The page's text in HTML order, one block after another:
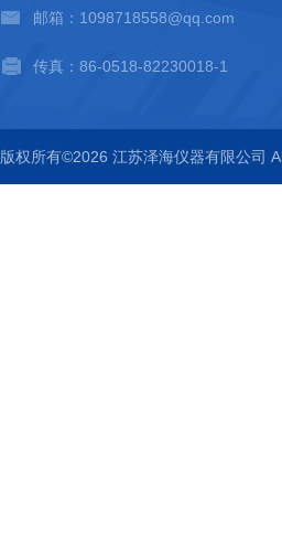
邮箱：1098718558@qq.com
传真：86-0518-82230018-1
版权所有©2026 江苏泽海仪器有限公司